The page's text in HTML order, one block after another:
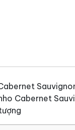
Cabernet